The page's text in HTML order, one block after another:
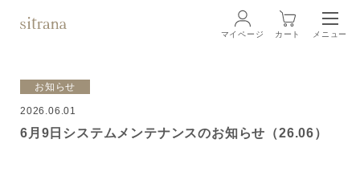
マイページ カート メニュー
お知らせ
2026.06.01
6月9日システムメンテナンスのお知らせ（26.06）